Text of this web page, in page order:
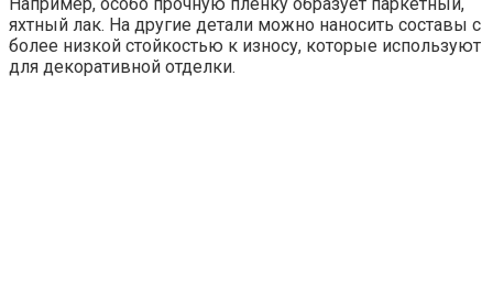
яхтный лак. На другие детали можно наносить составы с
более низкой стойкостью к износу, которые используют
для декоративной отделки.